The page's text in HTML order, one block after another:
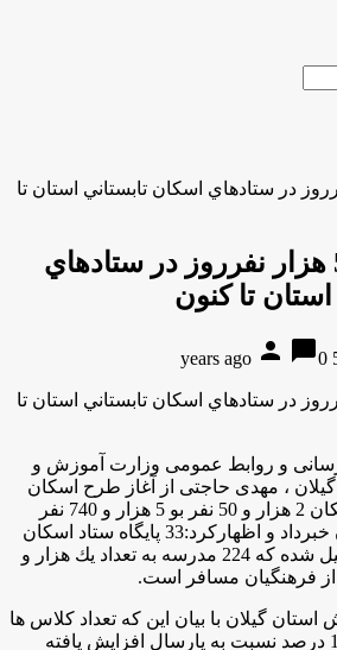
5 هزار نفرروز در ستادهاي اسكان تابستاني استان تا
اسكان بيش از 5 هزار نفرروز در ستادهاي
تا كنون
person chat_bubble0
5 هزار نفرروز در ستادهاي اسكان تابستاني استان تا
و روابط عمومی وزارت آموزش و
، مهدی حاجتی از آغاز طرح اسکان
تابستانی فرهنگیان با اسكان 2 هزار و 50 نفر بو 5 هزار و 740 نفر
روز در کلاس های استان خبرداد و اظهاركرد:33 پایگاه ستاد اسکان
فرهنگیان در استان تشکیل شده که 224 مدرسه به تعداد يك هزار و
گیلان با بيان اين كه تعداد کلاس ها
براي اسكان مسافران 10 درصد نسبت به پارسال افزایش یافته